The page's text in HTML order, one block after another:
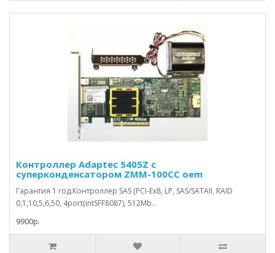
Контроллер Adaptec 5405Z с
суперконденсатором ZMM-100CC oem
Гарантия 1 год.Контроллер SAS (PCI-Ex8, LP, SAS/SATAII, RAID
0,1,10,5,6,50, 4port(intSFF8087), 512Mb..
9900р.